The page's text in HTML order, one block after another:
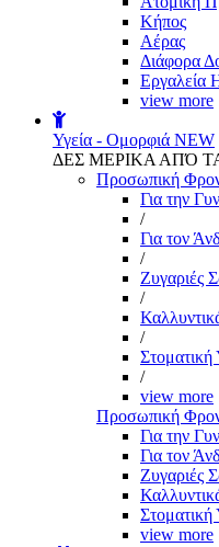
Kήπος
Αέρας
Διάφορα
Εργαλεία
view more
Υγεία - Ομορφιά NEW
ΔΕΣ ΜΕΡΙΚΑ ΑΠΌ
Προσωπική
Για την
/
Για τον
/
Ζυγαριές
/
/
Στοματική
/
view more
Προσωπική
Για την
Για τον
Ζυγαριές
Στοματική
view more